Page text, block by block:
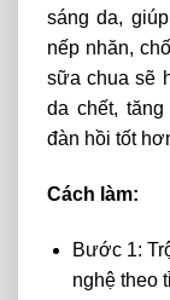
sáng da,
nếp nhăn,
sữa chua sẽ
da chết,
đàn hồi tốt
Cách làm:
Bước 1:
nghệ theo